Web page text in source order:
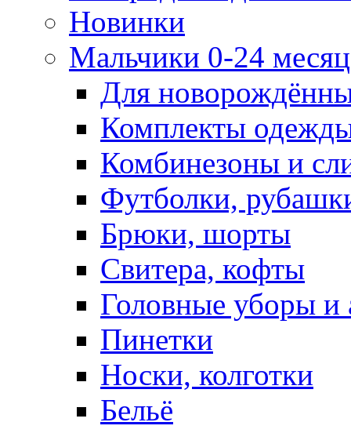
Новинки
Мальчики 0-24
Для
Комплекты
Комбинезоны и
Футболки,
Брюки, шорты
Свитера, кофты
Головные уборы и
Пинетки
Носки, колготки
Бельё